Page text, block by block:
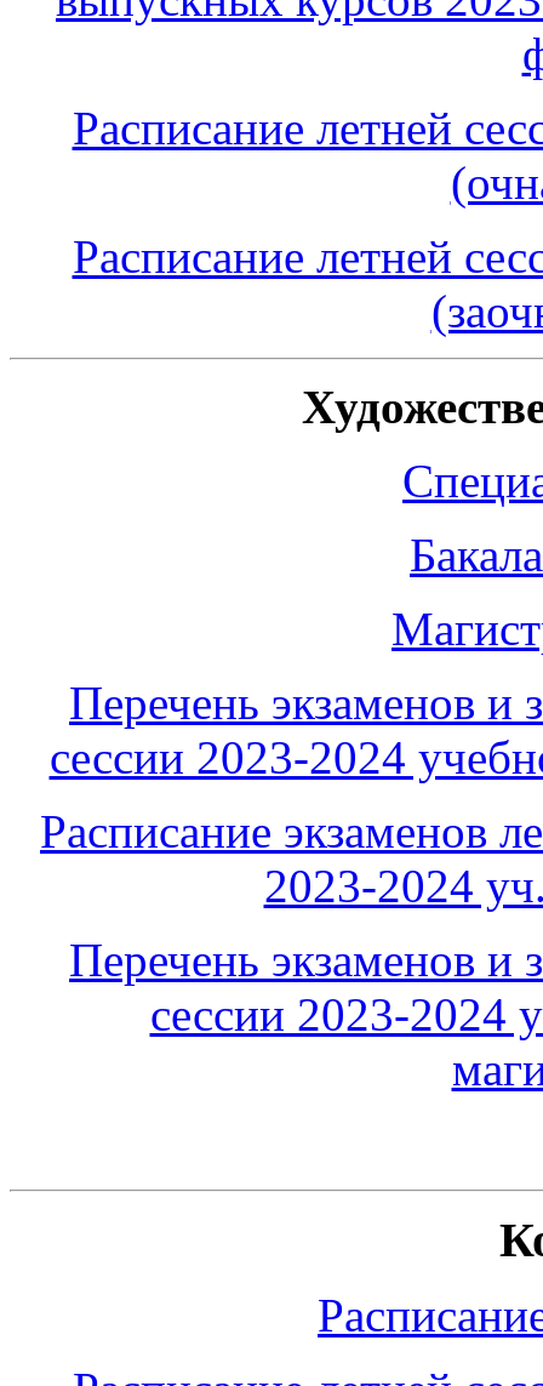
Расписание летней
Расписание летней
Перечень экзаменов и
сессии 2023-2024
Расписание экзаменов
2023-2024
Перечень экзаменов и
сессии 2023-2024